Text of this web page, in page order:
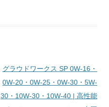
グラウドワークス SP 0W-16・
0W-20・0W-25・0W-30・5W-
30・10W-30・10W-40 | 高性能